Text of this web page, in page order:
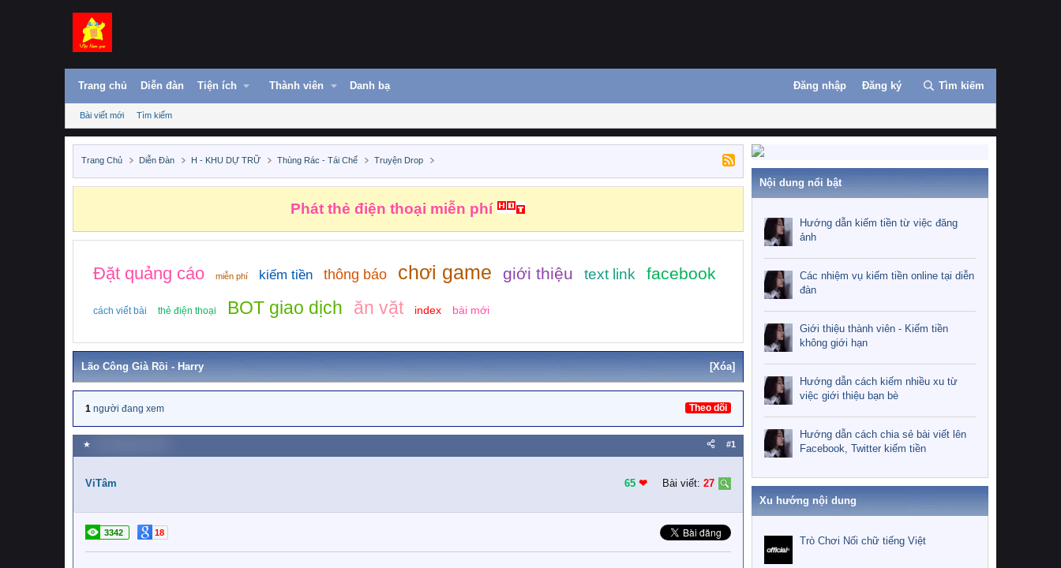
Trang chủ Diễn đàn Tiện ích Thành viên Danh bạ Đăng nhập Đăng ký Tìm kiếm
Bài viết mới Tìm kiếm
Trang Chủ Diễn Đàn H - KHU DỰ TRỮ Thùng Rác - Tái Chế Truyện Drop
Phát thẻ điện thoại miễn phí
Đặt quảng cáo miễn phí kiếm tiền thông báo chơi game giới thiệu text link facebook
cách viết bài thẻ điện thoại BOT giao dịch ăn vặt index bài mới
Lão Công Già Rồi - Harry [Xóa]
1 người đang xem Theo dõi
★ #1
ViTâm 65 ❤︎ Bài viết: 27
3342 18
Nội dung nổi bật
Hướng dẫn kiếm tiền từ việc đăng
ảnh
Các nhiệm vụ kiếm tiền online tại diễn
đàn
Giới thiệu thành viên - Kiếm tiền
không giới hạn
Hướng dẫn cách kiếm nhiều xu từ
việc giới thiệu bạn bè
Hướng dẫn cách chia sẻ bài viết lên
Facebook, Twitter kiếm tiền
Xu hướng nội dung
Trò Chơi Nối chữ tiếng Việt